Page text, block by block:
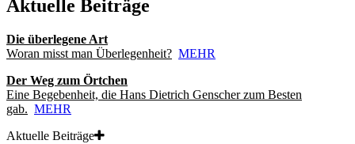
Aktuelle Beiträge
Die überlegene Art
Woran misst man Überlegenheit? MEHR
Der Weg zum Örtchen
Eine Begebenheit, die Hans Dietrich Genscher zum Besten
gab. MEHR
Aktuelle Beiträge